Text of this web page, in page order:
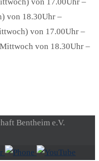
von 18.30Uhr –
von 17.00Uhr –
von 18.30Uhr –
Bentheim e.V.